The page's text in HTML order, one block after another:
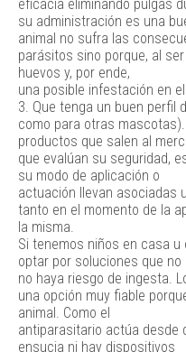
eficacia eliminando pulgas
su administración es una
animal no sufra las
parásitos sino porque, al
huevos y, por ende,
una posible infestación en
3. Que tenga un buen perfil
como para otras
productos que salen al
que evalúan su seguridad,
su modo de aplicación o
actuación llevan asociadas
tanto en el momento de la
la misma.
Si tenemos niños en casa
optar por soluciones que
no haya riesgo de ingesta.
una opción muy fiable
animal. Como el
antiparasitario actúa desde
ensucia ni hay dispositivos